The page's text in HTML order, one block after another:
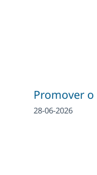
Promover
28-06-2026